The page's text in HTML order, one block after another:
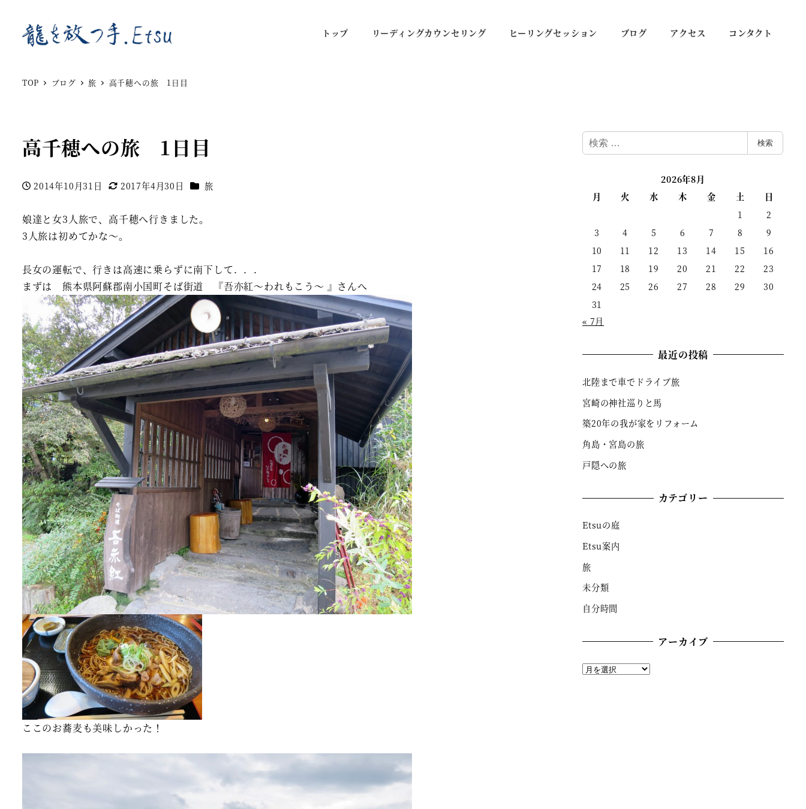
トップ リーディングカウンセリング ヒーリングセッション ブログ アクセス コンタクト
TOP ブログ 旅 高千穂への旅 1日目
高千穂への旅 1日目
投稿日
2014年10月31日
更新日
2017年4月30日 カテゴリー
旅
娘達と女3人旅で、高千穂へ行きました。
3人旅は初めてかな～。
長女の運転で、行きは高速に乗らずに南下して．．．
まずは 熊本県阿蘇郡南小国町そば街道 『吾亦紅～われもこう～ 』さんへ
ここのお蕎麦も美味しかった！
検
索
検索
2026年8月
月
火 水 木 金 土
日
1
2
3
4 5 6 7 8
9
10
11 12 13 14 15
16
17
18 19 20 21 22
23
24
25 26 27 28 29
30
31
« 7月
最近の投稿
北陸まで車でドライブ旅
宮崎の神社巡りと馬
築20年の我が家をリフォーム
角島・宮島の旅
戸隠への旅
カテゴリー
Etsuの庭
Etsu案内
旅
未分類
自分時間
アーカイブ
ア